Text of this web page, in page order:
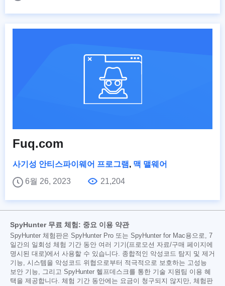
Fuq.com
사기성 안티스파이웨어 프로그램 , 맥 맬웨어
6월 26, 2023
21,204
SpyHunter 무료 체험: 중요 이용 약관
SpyHunter 체험판은 SpyHunter Pro 또는 SpyHunter for Mac용으로, 7
일간의 일회성 체험 기간 동안 여러 기기(프로모션 자료/구매 페이지에
명시된 대로)에서 사용할 수 있습니다. 종합적인 악성코드 탐지 및 제거
기능, 시스템을 악성코드 위협으로부터 적극적으로 보호하는 고성능
보안 기능, 그리고 SpyHunter 헬프데스크를 통한 기술 지원팀 이용 혜
택을 제공합니다. 체험 기간 동안에는 요금이 청구되지 않지만, 체험판